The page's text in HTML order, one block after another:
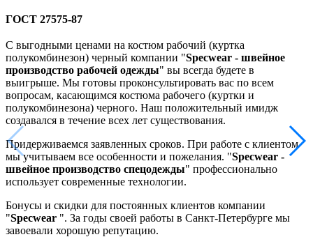
ГОСТ 27575-87
С выгодными ценами на костюм рабочий (куртка
полукомбинезон) черный компании "Specwear - швейное
производство рабочей одежды" вы всегда будете в
выигрыше. Мы готовы проконсультировать вас по всем
вопросам, касающимся костюма рабочего (куртки и
полукомбинезона) черного. Наш положительный имидж
создавался в течение всех лет существования.
Придерживаемся заявленных сроков. При работе с клиентом
мы учитываем все особенности и пожелания. "Specwear -
швейное производство спецодежды" профессионально
использует современные технологии.
Бонусы и скидки для постоянных клиентов компании
"Specwear ". За годы своей работы в Санкт-Петербурге мы
завоевали хорошую репутацию.